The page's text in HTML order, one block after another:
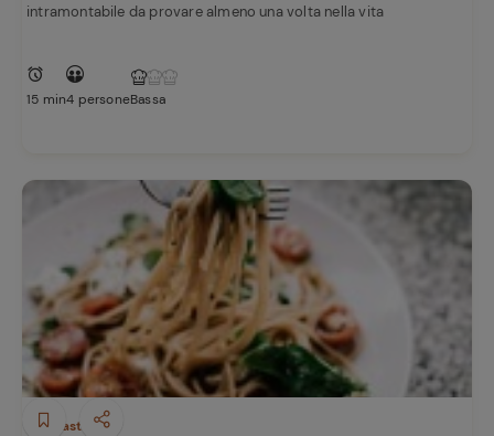
intramontabile da provare almeno una volta nella vita
15 min4 personeBassa
Antipasti